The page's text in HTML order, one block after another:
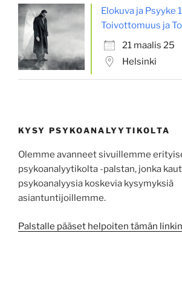
Elokuva ja Psyyke
Toivottomuus ja
21 maalis 25
Helsinki
KYSY PSYKOANALYYTIKOLTA
Olemme avanneet sivuillemme
psykoanalyytikolta -palstan, jonka
psykoa­na­lyysia koskevia kysy­myksiä
asiantuntijoillemme.
Palstalle pääset helpoiten tämän